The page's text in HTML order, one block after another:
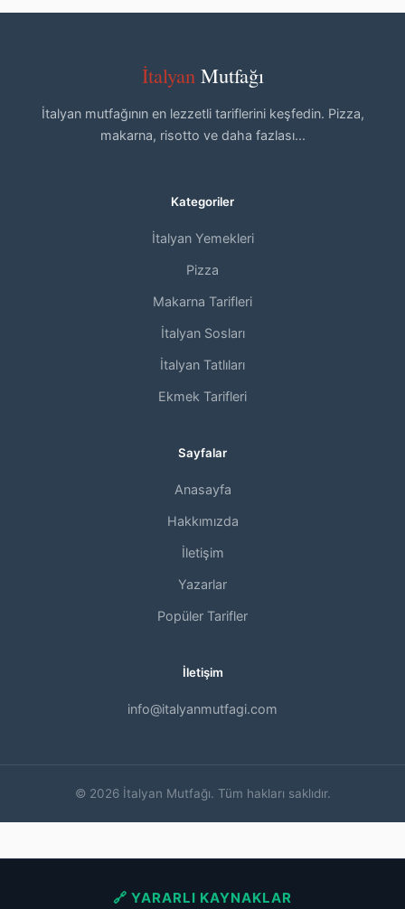
İtalyanMutfağı
İtalyan mutfağının en lezzetli tariflerini keşfedin. Pizza,
makarna, risotto ve daha fazlası...
Kategoriler
İtalyan Yemekleri
Pizza
Makarna Tarifleri
İtalyan Sosları
İtalyan Tatlıları
Ekmek Tarifleri
Sayfalar
Anasayfa
Hakkımızda
İletişim
Yazarlar
Popüler Tarifler
İletişim
info@italyanmutfagi.com
© 2026 İtalyan Mutfağı. Tüm hakları saklıdır.
🔗 YARARLI KAYNAKLAR